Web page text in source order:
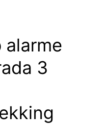
alarme
3